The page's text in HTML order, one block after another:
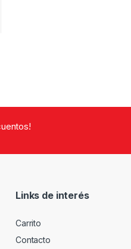
Links de interés
Carrito
Contacto